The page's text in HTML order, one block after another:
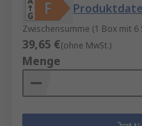
Zwischensumme (1 Box mit 6
39,65 €(ohne MwSt.)
Menge